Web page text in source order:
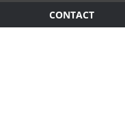
CONTACT